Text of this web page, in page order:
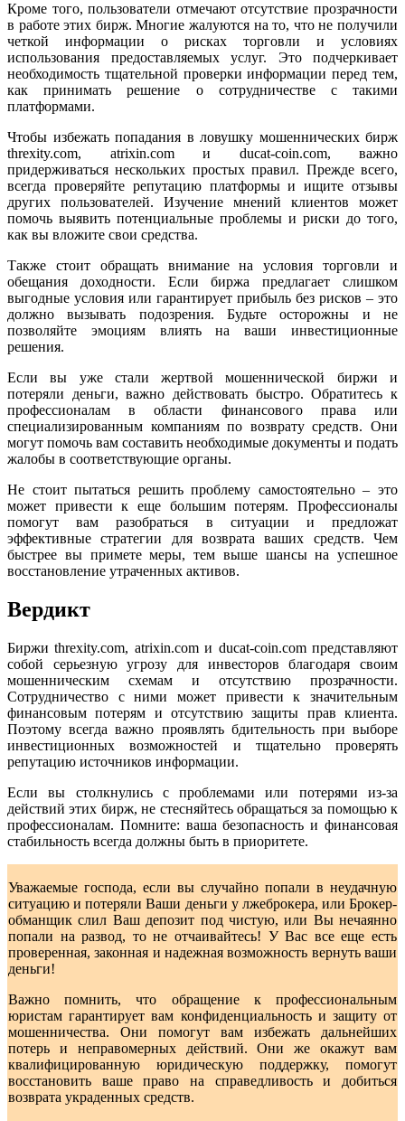
Кроме того, пользователи отмечают отсутствие прозрачности
в работе этих бирж. Многие жалуются на то, что не получили
четкой информации о рисках торговли и условиях
использования предоставляемых услуг. Это подчеркивает
необходимость тщательной проверки информации перед тем,
как принимать решение о сотрудничестве с такими
платформами.
Чтобы избежать попадания в ловушку мошеннических бирж
threxity.com, atrixin.com и ducat-coin.com, важно
придерживаться нескольких простых правил. Прежде всего,
всегда проверяйте репутацию платформы и ищите отзывы
других пользователей. Изучение мнений клиентов может
помочь выявить потенциальные проблемы и риски до того,
как вы вложите свои средства.
Также стоит обращать внимание на условия торговли и
обещания доходности. Если биржа предлагает слишком
выгодные условия или гарантирует прибыль без рисков – это
должно вызывать подозрения. Будьте осторожны и не
позволяйте эмоциям влиять на ваши инвестиционные
решения.
Если вы уже стали жертвой мошеннической биржи и
потеряли деньги, важно действовать быстро. Обратитесь к
профессионалам в области финансового права или
специализированным компаниям по возврату средств. Они
могут помочь вам составить необходимые документы и подать
жалобы в соответствующие органы.
Не стоит пытаться решить проблему самостоятельно – это
может привести к еще большим потерям. Профессионалы
помогут вам разобраться в ситуации и предложат
эффективные стратегии для возврата ваших средств. Чем
быстрее вы примете меры, тем выше шансы на успешное
восстановление утраченных активов.
Вердикт
Биржи threxity.com, atrixin.com и ducat-coin.com представляют
собой серьезную угрозу для инвесторов благодаря своим
мошенническим схемам и отсутствию прозрачности.
Сотрудничество с ними может привести к значительным
финансовым потерям и отсутствию защиты прав клиента.
Поэтому всегда важно проявлять бдительность при выборе
инвестиционных возможностей и тщательно проверять
репутацию источников информации.
Если вы столкнулись с проблемами или потерями из-за
действий этих бирж, не стесняйтесь обращаться за помощью к
профессионалам. Помните: ваша безопасность и финансовая
стабильность всегда должны быть в приоритете.
Уважаемые господа, если вы случайно попали в неудачную
ситуацию и потеряли Ваши деньги у лжеброкера, или Брокер-
обманщик слил Ваш депозит под чистую, или Вы нечаянно
попали на развод, то не отчаивайтесь! У Вас все еще есть
проверенная, законная и надежная возможность вернуть ваши
деньги!
Важно помнить, что обращение к профессиональным
юристам гарантирует вам конфиденциальность и защиту от
мошенничества. Они помогут вам избежать дальнейших
потерь и неправомерных действий. Они же окажут вам
квалифицированную юридическую поддержку, помогут
восстановить ваше право на справедливость и добиться
возврата украденных средств.